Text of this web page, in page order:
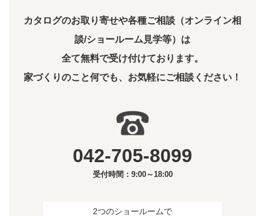
カタログのお取り寄せや各種ご相談（オンライン相
談/ショールーム見学等）は
全て無料で受け付けております。
家づくりのこと何でも、お気軽にご相談ください！
042-705-8099
受付時間：9:00～18:00
2つのショールームで